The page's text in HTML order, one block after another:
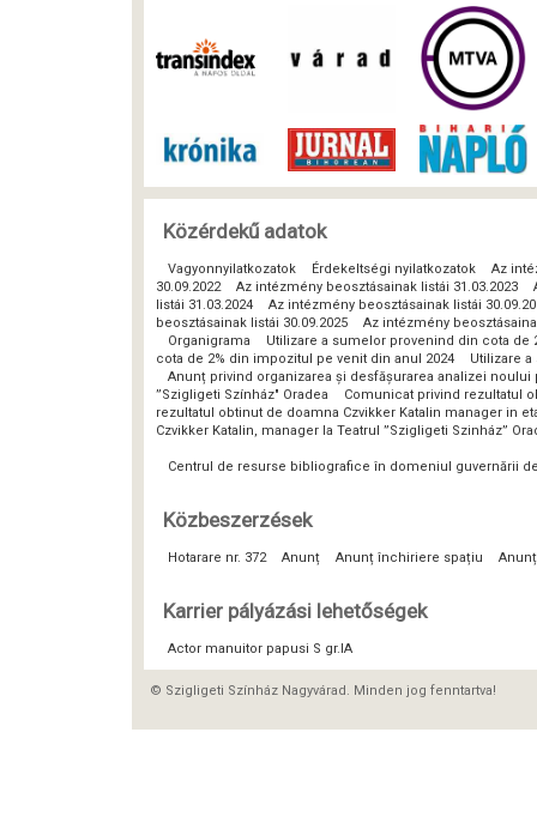
Közérdekű adatok
Vagyonnyilatkozatok Érdekeltségi nyilatkozatok
Az
30.09.2022
Az intézmény beosztásainak listái 31.03.2023
listái 31.03.2024
Az intézmény beosztásainak listái
beosztásainak listái 30.09.2025
Az intézmény
Organigrama
Utilizare a sumelor provenind din cota
cota de 2% din impozitul pe venit din anul 2024
Utilizare
Anunț privind organizarea și desfășurarea analizei
”Szigligeti Színház" Oradea
Comunicat privind rezultatul
rezultatul obtinut de doamna Czvikker Katalin manager in
Czvikker Katalin, manager la Teatrul ”Szigligeti Szinház”
Centrul de resurse bibliografice în domeniul guvernării
Közbeszerzések
Hotarare nr. 372 Anunț Anunț închiriere spațiu
Karrier pályázási lehetőségek
Actor manuitor papusi S gr.IA
© Szigligeti Színház Nagyvárad. Minden jog fenntartva!